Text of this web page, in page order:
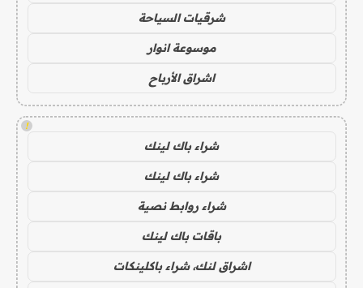
شرقيات السياحة
موسوعة انوار
اشراق الأرباح
!
شراء باك لينك
شراء باك لينك
شراء روابط نصية
باقات باك لينك
اشراق لنك، شراء باكلينكات